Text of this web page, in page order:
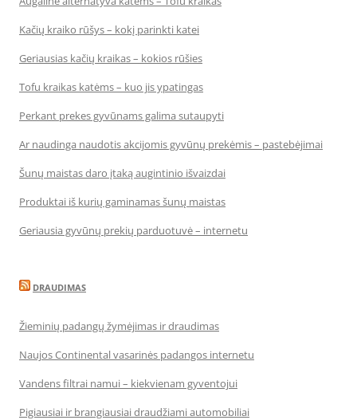
Kačių kraiko rūšys – kokį parinkti katei
Geriausias kačių kraikas – kokios rūšies
Tofu kraikas katėms – kuo jis ypatingas
Perkant prekes gyvūnams galima sutaupyti
Ar naudinga naudotis akcijomis gyvūnų prekėmis – pastebėjimai
Šunų maistas daro įtaką augintinio išvaizdai
Produktai iš kurių gaminamas šunų maistas
Geriausia gyvūnų prekių parduotuvė – internetu
DRAUDIMAS
Žieminių padangų žymėjimas ir draudimas
Naujos Continental vasarinės padangos internetu
Vandens filtrai namui – kiekvienam gyventojui
Pigiausiai ir brangiausiai draudžiami automobiliai